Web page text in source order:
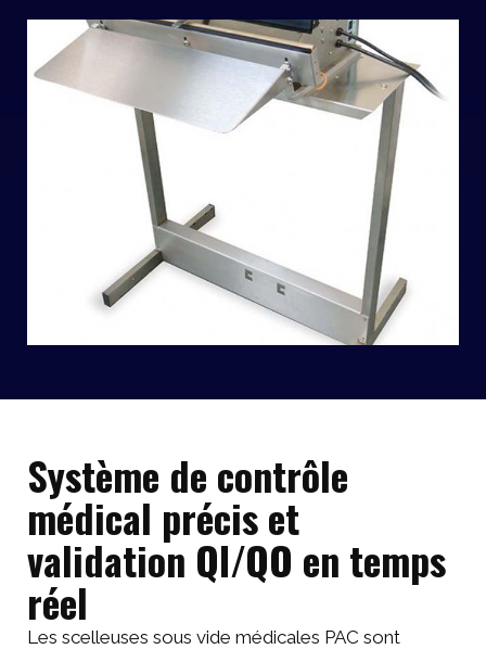
Système de contrôle
médical précis et
validation QI/QO en temps
réel
Les scelleuses sous vide médicales PAC sont